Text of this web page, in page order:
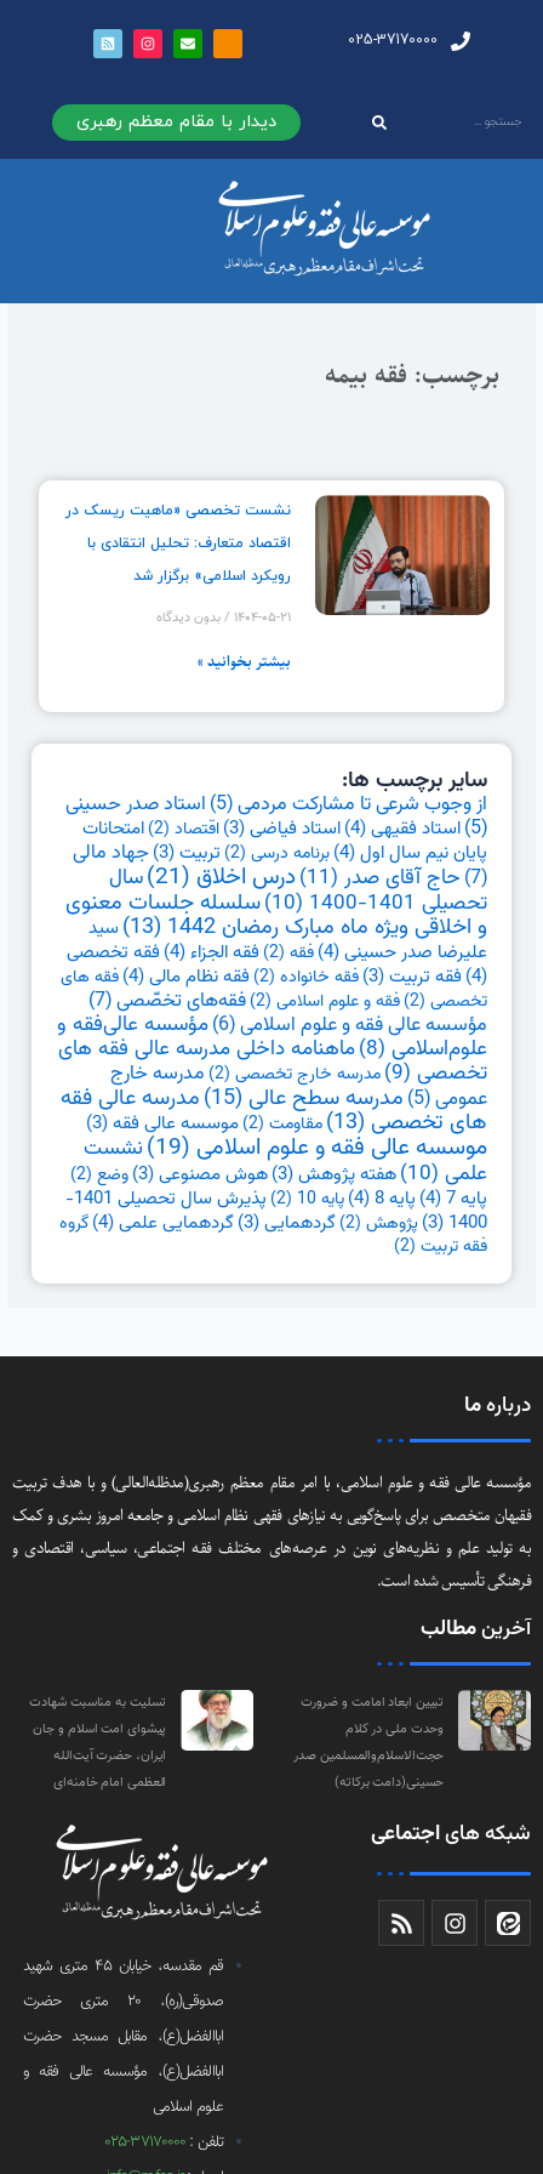
025-37170000
دیدار با مقام معظم رهبری
برچسب: فقه بیمه
نشست تخصصی «ماهیت ریسک در
اقتصاد متعارف: تحلیل انتقادی با
رویکرد اسلامی» برگزار شد
۱۴۰۴-۰۵-۲۱ بدون دیدگاه
بیشتر بخوانید »
سایر برچسب ها:
از وجوب شرعی تا مشارکت مردمی(5)
استاد صدر حسینی
(5)
استاد فقیهی(4) استاد فیاضی(3) اقتصاد (2)
امتحانات
پایان نیم سال اول(4) برنامه درسی (2) تربیت(3)
جهاد مالی
(7)
حاج آقای صدر (11) درس اخلاق (21) سال
تحصیلی 1401-1400 (10) سلسله جلسات معنوی
و اخلاقی ویژه ماه مبارک رمضان 1442 (13)
سید
علیرضا صدر حسینی(4) فقه (2) فقه الجزاء(4)
فقه تخصصی
(4)
فقه تربیت(3) فقه خانواده (2) فقه نظام مالی(4)
فقه های
تخصصی (2) فقه و علوم اسلامی (2) فقه‌های تخصّصی(7)
مؤسسه عالی فقه و علوم اسلامی(6) مؤسسه عالی‌فقه و
علوم‌اسلامی (8) ماهنامه داخلی مدرسه عالی فقه های
تخصصی (9) مدرسه خارج تخصصی (2)
مدرسه خارج
عمومی(5) مدرسه سطح عالی (15) مدرسه عالی فقه
های تخصصی (13) مقاومت (2) موسسه عالی فقه(3)
موسسه عالی فقه و علوم اسلامی (19) نشست
علمی (10) هفته پژوهش(3) هوش مصنوعی(3) وضع (2)
پایه 7 (4) پایه 8 (4) پایه 10 (2)
پذیرش سال تحصیلی 1401-
1400
(3) پژوهش (2) گردهمایی(3) گردهمایی علمی(4)
گروه
فقه تربیت (2)
دربارهما
مؤسسه عالی فقه و علوم اسلامی، با امر مقام معظم رهبری(مد‌ظله‌العالی) و با هدف تربیت
فقیهان متخصص برای پاسخ‌گویی به نیازهای فقهی نظام اسلامی و جامعه امروز بشری و کمک
به تولید علم و نظریه‌های نوین در عرصه‌های مختلف فقه اجتماعی‌، سیاسی‌، اقتصادی و
فرهنگی تأسیس شده است.
آخرینمطالب
تبیین ابعاد امامت و ضرورت
وحدت ملی در کلام
حجت‌الاسلام‌والمسلمین صدر
حسینی(دامت‌ برکاته)
تسلیت به مناسبت شهادت
پیشوای امت اسلام و جان
ایران، حضرت آیت‌الله
العظمی امام خامنه‌ای
شبکه هایاجتماعی
قم مقدسه، خیابان 45 متری شهید
صدوقی(ره)، 20 متری حضرت
اباالفضل(ع)، مقابل مسجد حضرت
اباالفضل(ع)، مؤسسه عالی فقه و
علوم اسلامی
تلفن : 37170000-025